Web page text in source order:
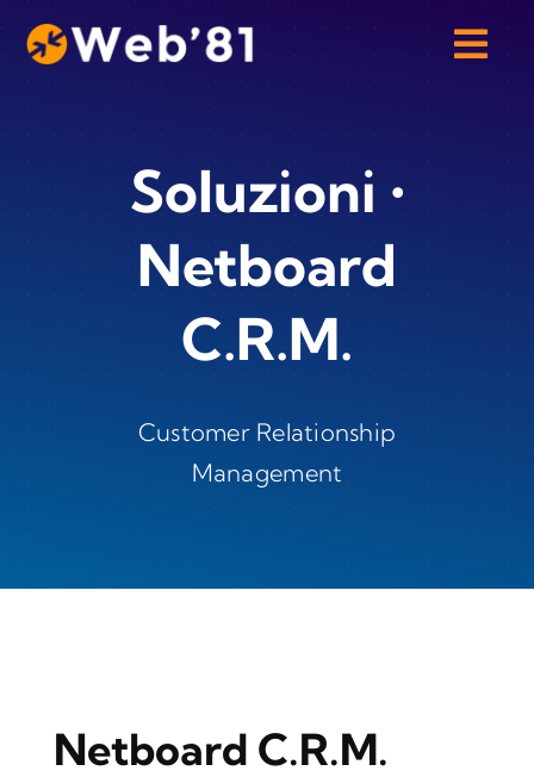
Soluzioni •
Netboard
C.R.M.
Customer Relationship
Management
Netboard C.R.M.